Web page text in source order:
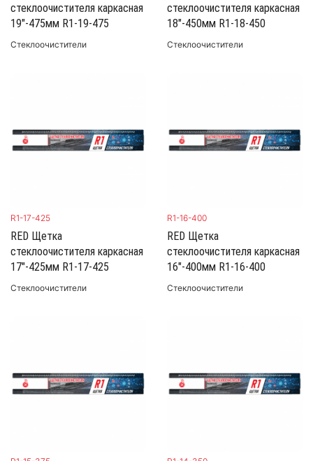
стеклоочистителя каркасная
19"-475мм R1-19-475
Стеклоочистители
стеклоочистителя каркасная
18"-450мм R1-18-450
Стеклоочистители
R1-17-425
RED Щетка
стеклоочистителя каркасная
17"-425мм R1-17-425
Стеклоочистители
R1-16-400
RED Щетка
стеклоочистителя каркасная
16"-400мм R1-16-400
Стеклоочистители